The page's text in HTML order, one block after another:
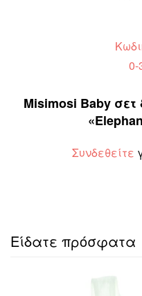
Misimosi Baby
Συνδεθείτε
Είδατε πρόσφατα